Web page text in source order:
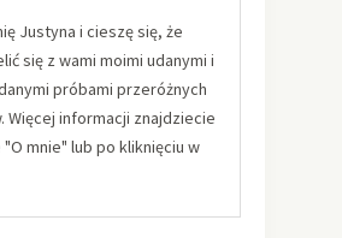
Justyna i cieszę się, że
się z wami moimi udanymi i
próbami przeróżnych
Więcej informacji znajdziecie
mnie" lub po kliknięciu w